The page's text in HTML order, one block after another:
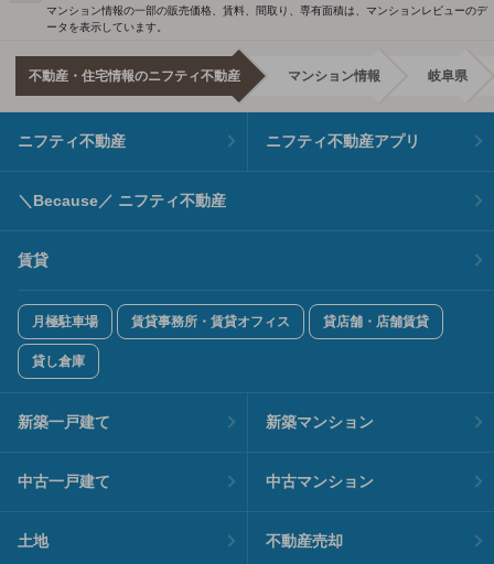
マンション情報の一部の販売価格、賃料、間取り、専有面積は、マンションレビューのデ
ータを表示しています。
不動産・住宅情報のニフティ不動産 マンション情報 岐阜県
ニフティ不動産 ニフティ不動産アプリ
＼Because／ ニフティ不動産
賃貸
月極駐車場 賃貸事務所・賃貸オフィス 貸店舗・店舗賃貸
貸し倉庫
新築一戸建て 新築マンション
中古一戸建て 中古マンション
土地 不動産売却